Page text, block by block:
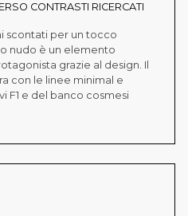
CONTRASTI RICERCATI
scontati per un tocco
nudo è un elemento
grazie al design. Il
con le linee minimal e
F1 e del banco cosmesi